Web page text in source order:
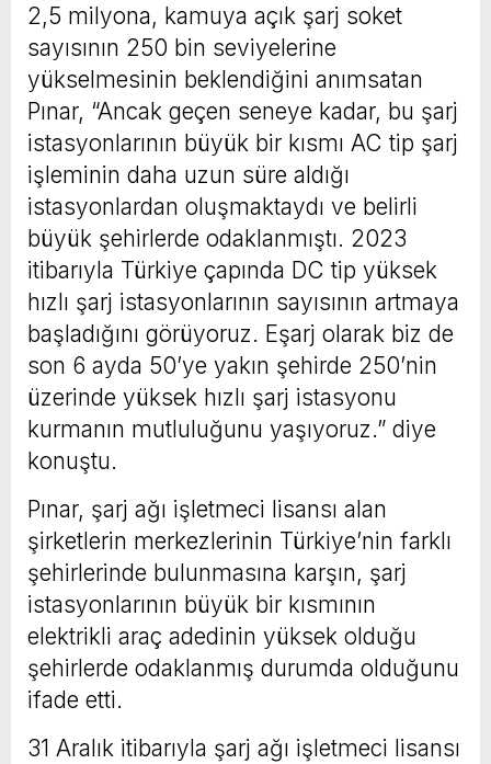
2,5 milyona, kamuya açık şarj soket
sayısının 250 bin seviyelerine
yükselmesinin beklendiğini anımsatan
Pınar, “Ancak geçen seneye kadar, bu şarj
istasyonlarının büyük bir kısmı AC tip şarj
işleminin daha uzun süre aldığı
istasyonlardan oluşmaktaydı ve belirli
büyük şehirlerde odaklanmıştı. 2023
itibarıyla Türkiye çapında DC tip yüksek
hızlı şarj istasyonlarının sayısının artmaya
başladığını görüyoruz. Eşarj olarak biz de
son 6 ayda 50’ye yakın şehirde 250’nin
üzerinde yüksek hızlı şarj istasyonu
kurmanın mutluluğunu yaşıyoruz.” diye
konuştu.
Pınar, şarj ağı işletmeci lisansı alan
şirketlerin merkezlerinin Türkiye’nin farklı
şehirlerinde bulunmasına karşın, şarj
istasyonlarının büyük bir kısmının
elektrikli araç adedinin yüksek olduğu
şehirlerde odaklanmış durumda olduğunu
ifade etti.
31 Aralık itibarıyla şarj ağı işletmeci lisansı